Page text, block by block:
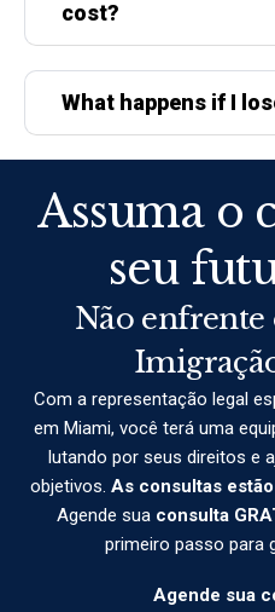
cost?
What happens if I
Assuma o
seu
Não
Com a representação legal
em Miami, você terá uma
lutando por seus direitos e
objetivos. As consultas
Agende sua consulta
primeiro passo para
Agende sua